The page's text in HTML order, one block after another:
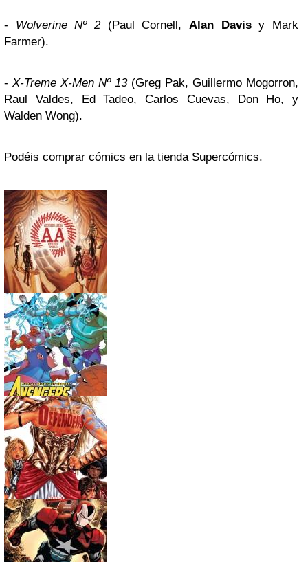
- Wolverine Nº 2(Paul Cornell,Alan Davisy Mark
Farmer).
- X-Treme X-Men Nº 13(Greg Pak, Guillermo Mogorron,
Raul Valdes, Ed Tadeo, Carlos Cuevas, Don Ho, y
Walden Wong).
Podéis comprar cómics en la tienda Supercómics.